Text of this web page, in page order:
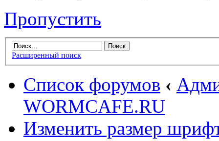
Пропустить
Расширенный поиск
Список форумов ‹
WORMCAFE.RU
Изменить размер